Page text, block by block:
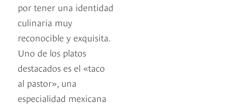
por tener una identidad
culinaria muy
reconocible y exquisita.
Uno de los platos
destacados es el «taco
al pastor», una
especialidad mexicana